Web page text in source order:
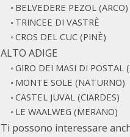
BELVEDERE PEZOL (ARCO)
TRINCEE DI VASTRÈ
CROS DEL CUC (PINÈ)
ALTO ADIGE
GIRO DEI MASI DI POSTAL
MONTE SOLE (NATURNO)
CASTEL JUVAL (CIARDES)
LE WAALWEG (MERANO)
Ti possono interessare